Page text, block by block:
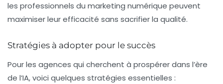
les professionnels du marketing numérique peuvent
maximiser leur efficacité sans sacrifier la qualité.
Stratégies à adopter pour le succès
Pour les agences qui cherchent à prospérer dans l’ère
de l’IA, voici quelques stratégies essentielles :